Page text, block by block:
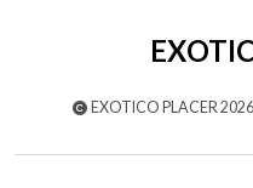
EXOTICO PLACER